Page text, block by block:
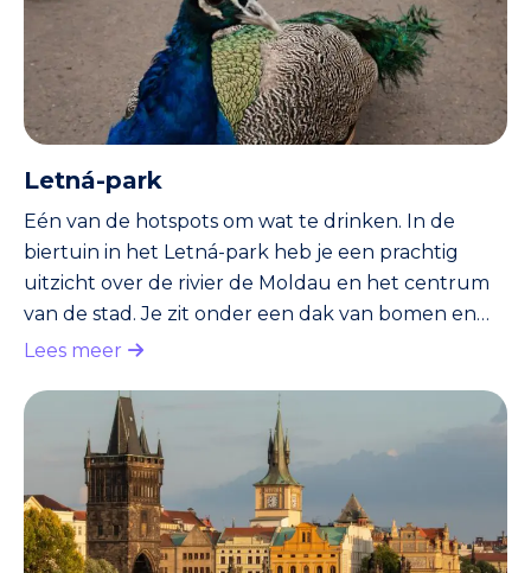
Letná-park
Eén van de hotspots om wat te drinken. In de
biertuin in het Letná-park heb je een prachtig
uitzicht over de rivier de Moldau en het centrum
van de stad. Je zit onder een dak van bomen en
tussen scholieren en andere Praagse jongeren.
grenzen. Ook zit er een restaurant waar je
goedkoop pizza’s en andere gerechten kunt
bestellen.
Lees meer